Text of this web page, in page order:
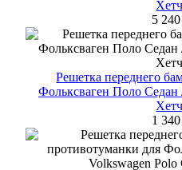
5
Решетка переднего
Фольксваген Поло
1